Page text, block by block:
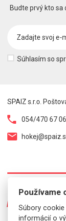
Budte prvý kto sa
Súhlasím so
SPAIZ s.r.o.
054/470 67 06
O NÁS
Používame
Súbory
informácií o